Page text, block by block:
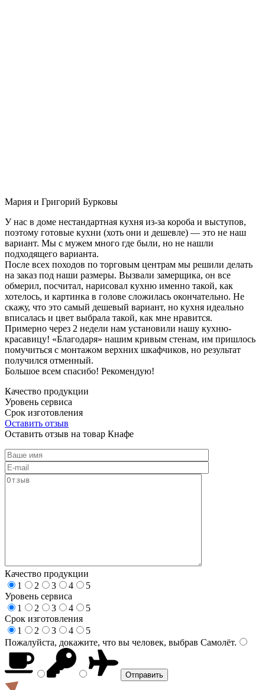
Мария и Григорий Бурковы
У нас в доме нестандартная кухня из-за короба и выступов,
поэтому готовые кухни (хоть они и дешевле) — это не наш
вариант. Мы с мужем много где были, но не нашли
подходящего варианта.
После всех походов по торговым центрам мы решили делать
на заказ под наши размеры. Вызвали замерщика, он все
обмерил, посчитал, нарисовал кухню именно такой, как
хотелось, и картинка в голове сложилась окончательно. Не
скажу, что это самый дешевый вариант, но кухня идеально
вписалась и цвет выбрала такой, как мне нравится.
Примерно через 2 недели нам установили нашу кухню-
красавицу! «Благодаря» нашим кривым стенам, им пришлось
помучиться с монтажом верхних шкафчиков, но результат
получился отменный.
Большое всем спасибо! Рекомендую!
Качество продукции
Уровень сервиса
Срок изготовления
Оставить отзыв
Оставить отзыв на товар Кнафе
Качество продукции
1
2 3 4
5
Уровень сервиса
1
2 3 4
5
Срок изготовления
1
2 3 4
5
Пожалуйста, докажите, что вы человек, выбрав Самолёт.